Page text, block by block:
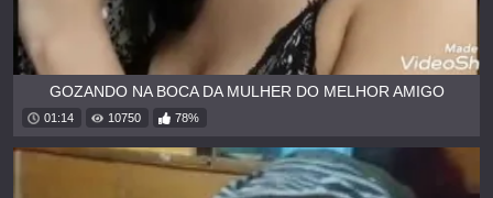
GOZANDO NA BOCA DA MULHER DO MELHOR AMIGO
01:14 10750 78%